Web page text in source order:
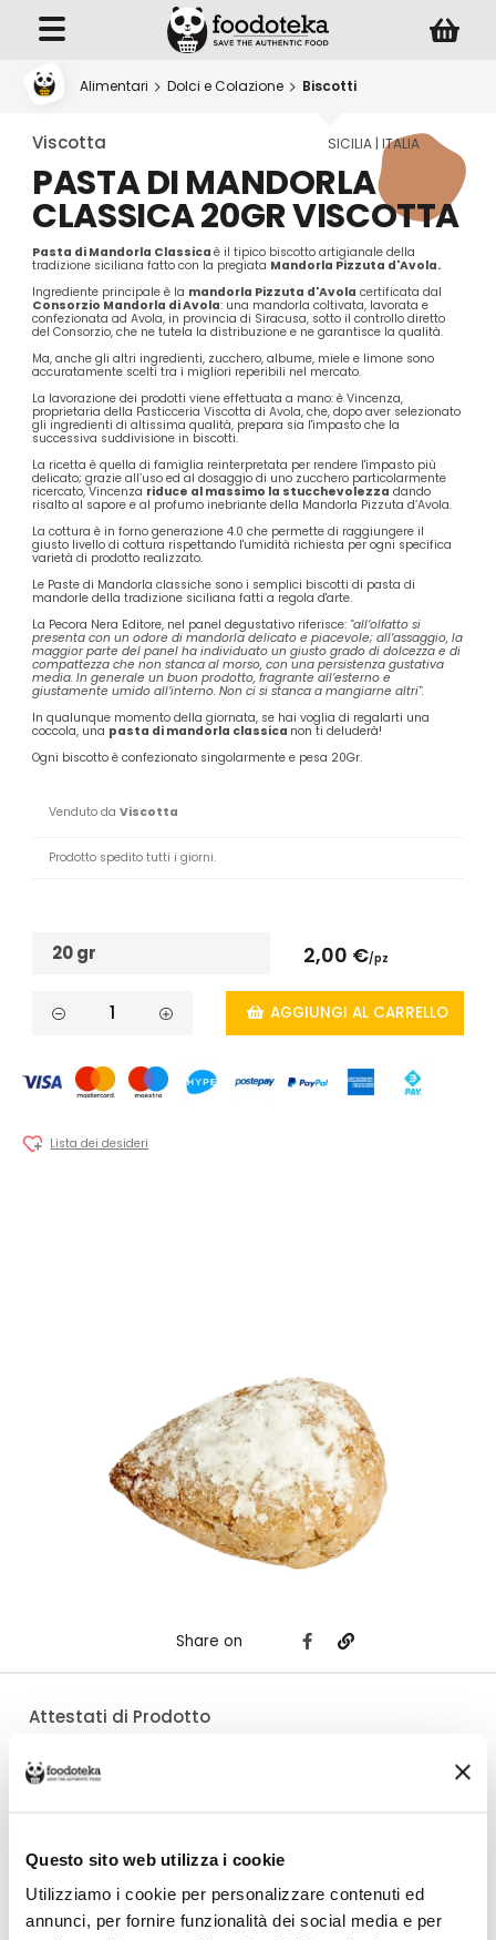
Questo sito web utilizza i cookie
Utilizziamo i cookie per personalizzare contenuti ed
annunci, per fornire funzionalità dei social media e per
Alimentari Dolci e Colazione Biscotti
Viscotta SICILIA | ITALIA
PASTA DI MANDORLA
CLASSICA 20GR VISCOTTA
Pasta di Mandorla Classicaè il tipico biscotto artigianale della
tradizione siciliana fatto con la pregiata Mandorla Pizzuta d'Avola.
Ingrediente principale è la mandorla Pizzuta d'Avola certificata dal
Consorzio Mandorla di Avola: una mandorla coltivata, lavorata e
confezionata ad Avola, in provincia di Siracusa, sotto il controllo diretto
del Consorzio, che ne tutela la distribuzione e ne garantisce la qualità.
Ma, anche gli altri ingredienti, zucchero, albume, miele e limone sono
accuratamente scelti tra i migliori reperibili nel mercato.
La lavorazione dei prodotti viene effettuata a mano: è Vincenza,
proprietaria della Pasticceria Viscotta di Avola, che, dopo aver selezionato
gli ingredienti di altissima qualità, prepara sia l'impasto che la
successiva suddivisione in biscotti.
La ricetta è quella di famiglia reinterpretata per rendere l'impasto più
delicato; grazie all’uso ed al dosaggio di uno zucchero particolarmente
ricercato, Vincenza riduce al massimo la stucchevolezza dando
risalto al sapore e al profumo inebriante della Mandorla Pizzuta d’Avola.
La cottura è in forno generazione 4.0 che permette di raggiungere il
giusto livello di cottura rispettando l'umidità richiesta per ogni specifica
varietà di prodotto realizzato.
Le Paste di Mandorla classiche sono i semplici biscotti di pasta di
mandorle della tradizione siciliana fatti a regola d'arte.
La Pecora Nera Editore, nel panel degustativo riferisce: "all’olfatto si
presenta con un odore di mandorla delicato e piacevole; all’assaggio, la
maggior parte del panel ha individuato un giusto grado di dolcezza e di
compattezza che non stanca al morso, con una persistenza gustativa
media. In generale un buon prodotto, fragrante all’esterno e
giustamente umido all’interno. Non ci si stanca a mangiarne altri".
In qualunque momento della giornata, se hai voglia di regalarti una
coccola, una pasta di mandorla classica non ti deluderà!
Ogni biscotto è confezionato singolarmente e pesa 20Gr.
Venduto daViscotta
Prodotto spedito tutti i giorni.
20 gr 2,00 €/pz
AGGIUNGI AL CARRELLO
Lista dei desideri
Share on
Attestati di Prodotto
Costo di spedizione
Per Viscotta è €7,00, gratuito da €48,00. Se continui ad acquistare, ciò che
spendi in più dopo gli €48,00 concorre a generare uno sconto sulle spese
di spedizione di altre botteghe.